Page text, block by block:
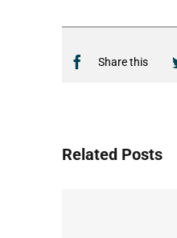
Share this
Related Posts